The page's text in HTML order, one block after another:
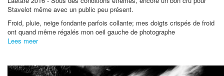
Stavelot même avec un public peu présent.
Froid, pluie, neige fondante parfois collante; mes doigts crispés de froid
ont quand même régalés mon oeil gauche de photographe
Lees meer